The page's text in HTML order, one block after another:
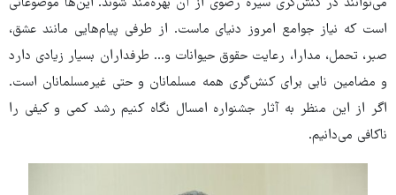
است که نیاز جوامع امروز دنیای ماست. از طرفی پیام‌هایی مانند عشق،
صبر، تحمل، مدارا، رعایت حقوق حیوانات و... طرفداران بسیار زیادی دارد
و مضامین نابی برای کنش‌گری همه مسلمانان و حتی غیرمسلمانان است.
اگر از این منظر به آثار جشنواره امسال نگاه کنیم رشد کمی و کیفی را
ناکافی می‌دانیم.